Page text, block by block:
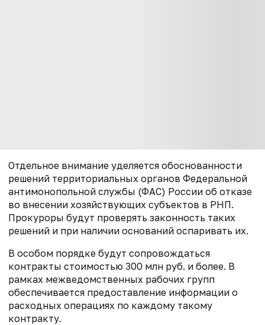
Отдельное внимание уделяется обоснованности
решений территориальных органов Федеральной
антимонопольной службы (ФАС) России об отказе
во внесении хозяйствующих субъектов в РНП.
Прокуроры будут проверять законность таких
решений и при наличии оснований оспаривать их.
В особом порядке будут сопровождаться
контракты стоимостью 300 млн руб. и более. В
рамках межведомственных рабочих групп
обеспечивается предоставление информации о
расходных операциях по каждому такому
контракту.